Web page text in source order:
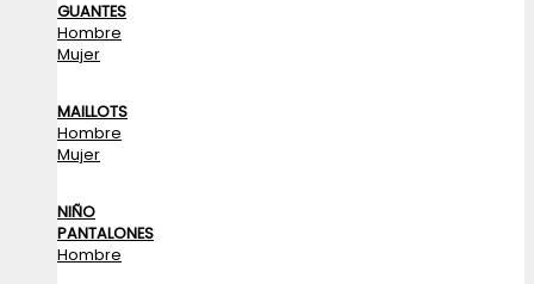
GUANTES
Hombre
Mujer
MAILLOTS
Hombre
Mujer
NIÑO
PANTALONES
Hombre